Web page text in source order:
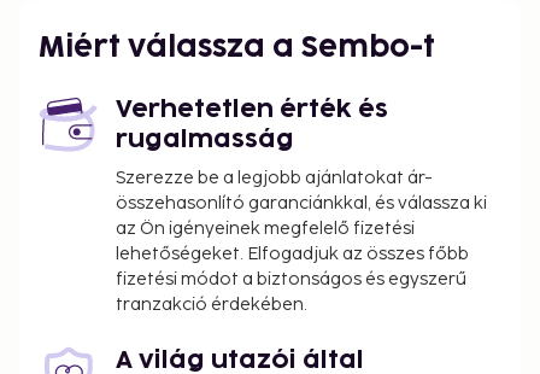
The nearest airports are:
Humberto Delgado Airport (LIS) - 12.2 km / 7.6 mi
The preferred airport for this apartment is
Humberto Delgado Airport (LIS).
A roundtrip airport shuttle is provided for a
surcharge (available on request). Take in the views
from a terrace.
You'll be asked to pay the following charges at the
Deposit: EUR 200.0 per stay
Miért válassza a Sembo-t
Verhetetlen érték és
rugalmasság
Szerezze be a legjobb ajánlatokat ár-
összehasonlító garanciánkkal, és válassza ki
az Ön igényeinek megfelelő fizetési
lehetőségeket. Elfogadjuk az összes főbb
fizetési módot a biztonságos és egyszerű
tranzakció érdekében.
A világ utazói által